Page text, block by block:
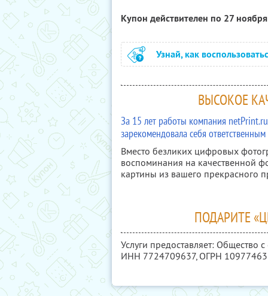
Купон действителен по 27
Узнай, как
ВЫСОКОЕ
За 15 лет работы компания
зарекомендовала себя
Вместо безликих цифровых
воспоминания на качественной
картины из вашего прекрасного
ПОДАРИТЕ
Услуги предоставляет: Общество
ИНН 7724709637, ОГРН